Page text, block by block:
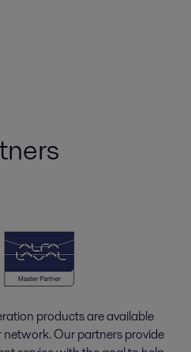
products are available
Our partners provide